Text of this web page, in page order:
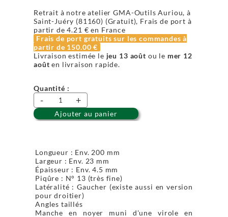
Retrait à notre atelier GMA-Outils Auriou, à
Saint-Juéry (81160) (Gratuit), Frais de port à
partir de4.21 € en France
Frais de port gratuits sur les commandes à
partir de 150.00 €
Livraison estimée le jeu 13 août ou le mer 12
août en livraison rapide.
Quantité :
- +
Ajouter au panier
Longueur : Env. 200 mm
Largeur : Env. 23 mm
Épaisseur : Env. 4.5 mm
Piqûre : N° 13 (très fine)
Latéralité : Gaucher (existe aussi en version
pour droitier)
Angles taillés
Manche en noyer muni d'une virole en